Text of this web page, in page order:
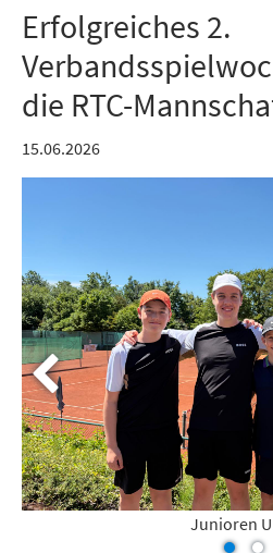
Erfolgreiches 2.
die RTC-
15.06.2026
Junioren